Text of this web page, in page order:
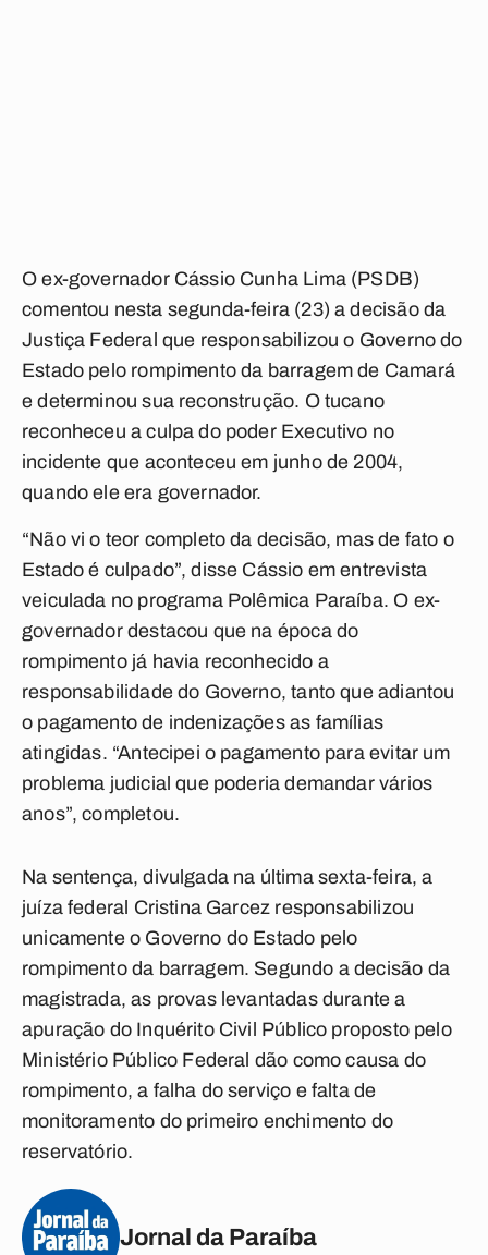
O ex-governador Cássio Cunha Lima (PSDB)
comentou nesta segunda-feira (23) a decisão da
Justiça Federal que responsabilizou o Governo do
Estado pelo rompimento da barragem de Camará
e determinou sua reconstrução. O tucano
reconheceu a culpa do poder Executivo no
incidente que aconteceu em junho de 2004,
quando ele era governador.
“Não vi o teor completo da decisão, mas de fato o
Estado é culpado”, disse Cássio em entrevista
veiculada no programa Polêmica Paraíba. O ex-
governador destacou que na época do
rompimento já havia reconhecido a
responsabilidade do Governo, tanto que adiantou
o pagamento de indenizações as famílias
atingidas. “Antecipei o pagamento para evitar um
problema judicial que poderia demandar vários
anos”, completou.
Na sentença, divulgada na última sexta-feira, a
juíza federal Cristina Garcez responsabilizou
unicamente o Governo do Estado pelo
rompimento da barragem. Segundo a decisão da
magistrada, as provas levantadas durante a
apuração do Inquérito Civil Público proposto pelo
Ministério Público Federal dão como causa do
rompimento, a falha do serviço e falta de
monitoramento do primeiro enchimento do
reservatório.
Jornal da Paraíba